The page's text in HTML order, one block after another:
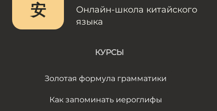
安
Онлайн-школа китайского
языка
КУРСЫ
Золотая формула грамматики
Как запоминать иероглифы